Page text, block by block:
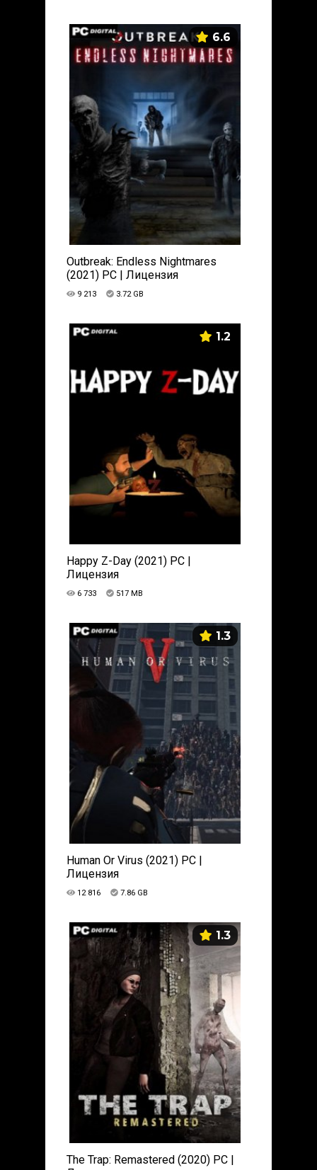
6.6
Outbreak: Endless Nightmares
(2021) PC | Лицензия
9 213 3.72 GB
1.2
Happy Z-Day (2021) PC |
Лицензия
6 733 517 MB
1.3
Human Or Virus (2021) PC |
Лицензия
12 816 7.86 GB
1.3
The Trap: Remastered (2020) PC |